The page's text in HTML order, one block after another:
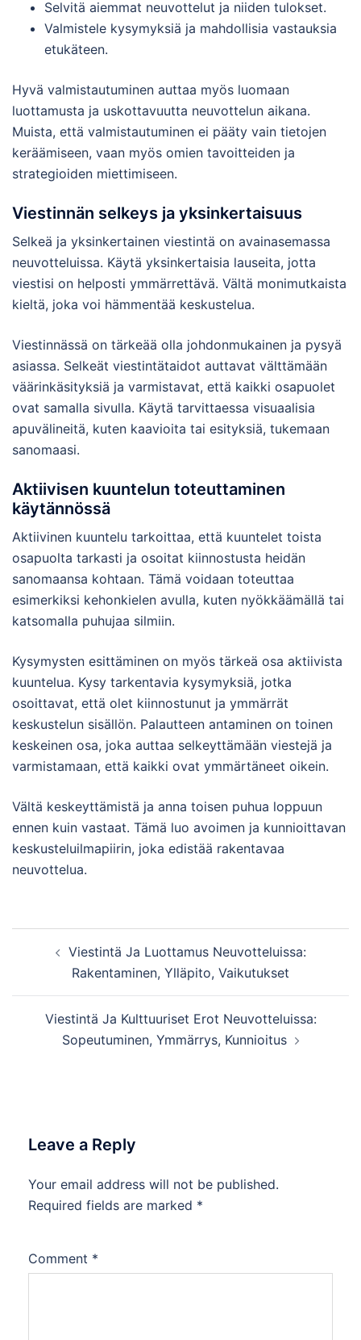
Selvitä aiemmat neuvottelut ja niiden tulokset.
Valmistele kysymyksiä ja mahdollisia vastauksia
etukäteen.
Hyvä valmistautuminen auttaa myös luomaan
luottamusta ja uskottavuutta neuvottelun aikana.
Muista, että valmistautuminen ei pääty vain tietojen
keräämiseen, vaan myös omien tavoitteiden ja
strategioiden miettimiseen.
Viestinnän selkeys ja yksinkertaisuus
Selkeä ja yksinkertainen viestintä on avainasemassa
neuvotteluissa. Käytä yksinkertaisia lauseita, jotta
viestisi on helposti ymmärrettävä. Vältä monimutkaista
kieltä, joka voi hämmentää keskustelua.
Viestinnässä on tärkeää olla johdonmukainen ja pysyä
asiassa. Selkeät viestintätaidot auttavat välttämään
väärinkäsityksiä ja varmistavat, että kaikki osapuolet
ovat samalla sivulla. Käytä tarvittaessa visuaalisia
apuvälineitä, kuten kaavioita tai esityksiä, tukemaan
sanomaasi.
Aktiivisen kuuntelun toteuttaminen
käytännössä
Aktiivinen kuuntelu tarkoittaa, että kuuntelet toista
osapuolta tarkasti ja osoitat kiinnostusta heidän
sanomaansa kohtaan. Tämä voidaan toteuttaa
esimerkiksi kehonkielen avulla, kuten nyökkäämällä tai
katsomalla puhujaa silmiin.
Kysymysten esittäminen on myös tärkeä osa aktiivista
kuuntelua. Kysy tarkentavia kysymyksiä, jotka
osoittavat, että olet kiinnostunut ja ymmärrät
keskustelun sisällön. Palautteen antaminen on toinen
keskeinen osa, joka auttaa selkeyttämään viestejä ja
varmistamaan, että kaikki ovat ymmärtäneet oikein.
Vältä keskeyttämistä ja anna toisen puhua loppuun
ennen kuin vastaat. Tämä luo avoimen ja kunnioittavan
keskusteluilmapiirin, joka edistää rakentavaa
neuvottelua.
navigationViestintä Ja Luottamus Neuvotteluissa:
Rakentaminen, Ylläpito, Vaikutukset
Viestintä Ja Kulttuuriset Erot Neuvotteluissa:
Sopeutuminen, Ymmärrys, Kunnioitus
Leave a Reply
Your email address will not be published.
Required fields are marked *
Comment *